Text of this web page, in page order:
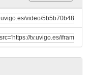
Overview Clean Room Technology
22 de maio de 2006